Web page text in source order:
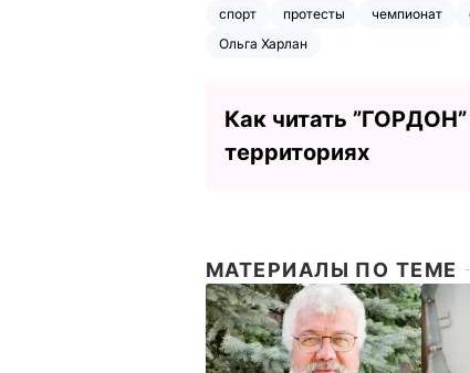
спорт протесты чемпионат
Ольга Харлан
Как читать
территориях
МАТЕРИАЛЫ ПО ТЕМЕ